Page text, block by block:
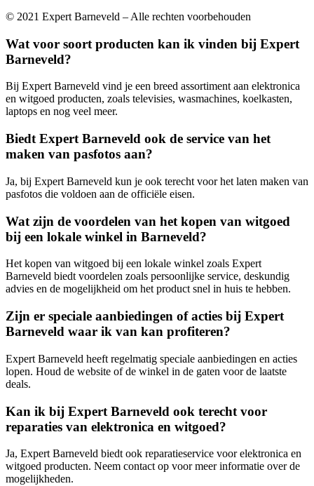
© 2021 Expert Barneveld – Alle rechten voorbehouden
Wat voor soort producten kan ik vinden bij Expert
Barneveld?
Bij Expert Barneveld vind je een breed assortiment aan elektronica
en witgoed producten, zoals televisies, wasmachines, koelkasten,
laptops en nog veel meer.
Biedt Expert Barneveld ook de service van het
maken van pasfotos aan?
Ja, bij Expert Barneveld kun je ook terecht voor het laten maken van
pasfotos die voldoen aan de officiële eisen.
Wat zijn de voordelen van het kopen van witgoed
bij een lokale winkel in Barneveld?
Het kopen van witgoed bij een lokale winkel zoals Expert
Barneveld biedt voordelen zoals persoonlijke service, deskundig
advies en de mogelijkheid om het product snel in huis te hebben.
Zijn er speciale aanbiedingen of acties bij Expert
Barneveld waar ik van kan profiteren?
Expert Barneveld heeft regelmatig speciale aanbiedingen en acties
lopen. Houd de website of de winkel in de gaten voor de laatste
deals.
Kan ik bij Expert Barneveld ook terecht voor
reparaties van elektronica en witgoed?
Ja, Expert Barneveld biedt ook reparatieservice voor elektronica en
witgoed producten. Neem contact op voor meer informatie over de
mogelijkheden.